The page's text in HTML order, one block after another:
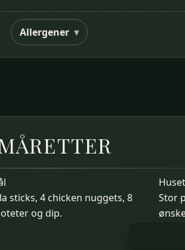
Allergener
sticks, 4 chicken nuggets, 8
og dip.
Stor